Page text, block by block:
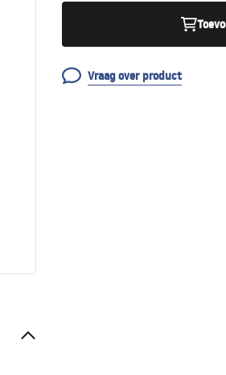
Vraag over product